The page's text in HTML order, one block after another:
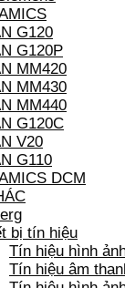
G120
G120P
MM420
MM430
MM440
G120C
V20
G110
DCM
bị tín hiệu
Tín hiệu hình
Tín hiệu âm